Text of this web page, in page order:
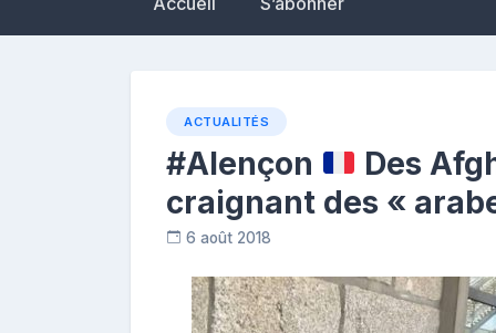
ACTUALITÉS
#Alençon
Des
craignant des «
6 août 2018
e
p